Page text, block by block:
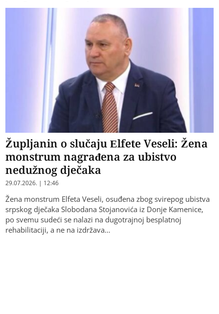
Župljanin o slučaju Elfete Veseli: Žena
monstrum nagrađena za ubistvo
nedužnog dječaka
29.07.2026. | 12:46
Žena monstrum Elfeta Veseli, osuđena zbog svirepog ubistva
srpskog dječaka Slobodana Stojanovića iz Donje Kamenice,
po svemu sudeći se nalazi na dugotrajnoj besplatnoj
rehabilitaciji, a ne na izdržava…